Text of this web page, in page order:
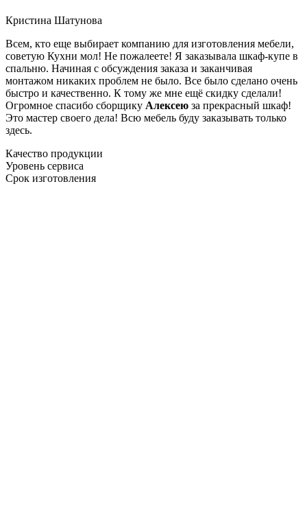
Кристина Шатунова
Всем, кто еще выбирает компанию для изготовления мебели,
советую Кухни мол! Не пожалеете! Я заказывала шкаф-купе в
спальню. Начиная с обсуждения заказа и заканчивая
монтажом никаких проблем не было. Все было сделано очень
быстро и качественно. К тому же мне ещё скидку сделали!
Огромное спасибо сборщику Алексею за прекрасный шкаф!
Это мастер своего дела! Всю мебель буду заказывать только
здесь.
Качество продукции
Уровень сервиса
Срок изготовления